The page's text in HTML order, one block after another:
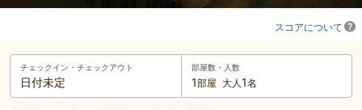
スコアについて
チェックイン・ チェックアウト
日付未定
部屋数・人数
1部屋 大人1名